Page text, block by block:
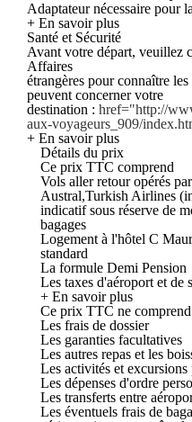
Adaptateur nécessaire pour
+ En savoir plus
Santé et Sécurité
Avant votre départ, veuillez
Affaires
étrangères pour connaître
peuvent concerner votre
destination : href="http://
aux-voyageurs_909/
+ En savoir plus
Détails du prix
Ce prix TTC comprend
Vols aller retour opérés
Austral,Turkish Airlines
indicatif sous réserve de
bagages
Logement à l'hôtel C
standard
La formule Demi Pension
Les taxes d'aéroport et de
+ En savoir plus
Ce prix TTC ne comprend
Les frais de dossier
Les garanties facultatives
Les autres repas et les
Les activités et excursions
Les dépenses d'ordre
Les transferts entre
Les éventuels frais de